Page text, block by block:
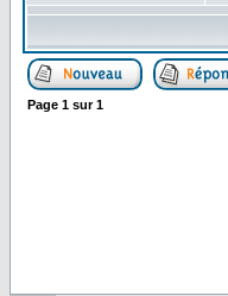
Page 1 sur1